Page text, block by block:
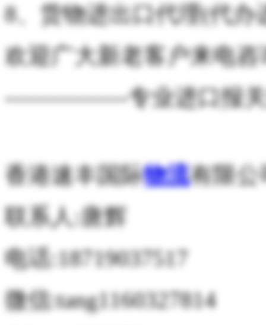
8、货物进出口代理(代办
欢迎广大新老客户来电
----------------专业进口报
香港速丰国际物流有限公
联系人:唐辉
电话:18719037517
微信:tang1160327814